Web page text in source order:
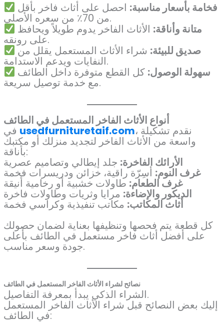
فخامة بأسعار مناسبة: احصل على أثاث فاخر بأقل
من 70٪ من سعره الأصلي.
متانة وأناقة: الأثاث الفاخر يدوم طويلاً ويحافظ
على رونقه.
صديق للبيئة: شراء الأثاث المستعمل يقلل من
النفايات ويدعم الاستدامة.
سهولة الوصول: كل القطع متوفرة داخل الطائف
مع خدمة توصيل سريعة.
أنواع الأثاث الفاخر المستعمل في الطائف
usedfurnituretaif.com، نقدم تشكيلة
واسعة من الأثاث الفاخر لتجديد منزلك أو مكتبك
بأناقة:
الأرائك الفاخرة: جلد إيطالي وتصاميم عصرية
غرف النوم: أسِرّة راقية، خزائن ودريسرات فخمة
غرف الطعام: طاولات خشبية أو رخامية أنيقة
الديكور والإضاءة: مرايا وثريات وطاولات فاخرة
أثاث المكاتب: مكاتب تنفيذية وكراسي فخمة
كل قطعة يتم فحصها وتنظيفها بعناية لضمان حصولك
على أفضل أثاث فاخر مستعمل في الطائف بأعلى
جودة وسعر مناسب.
نصائح لشراء الأثاث الفاخر المستعمل في الطائف
الشراء الذكي يبدأ بمعرفة التفاصيل.
إليك بعض النصائح قبل شراء الأثاث الفاخر المستعمل
في الطائف: